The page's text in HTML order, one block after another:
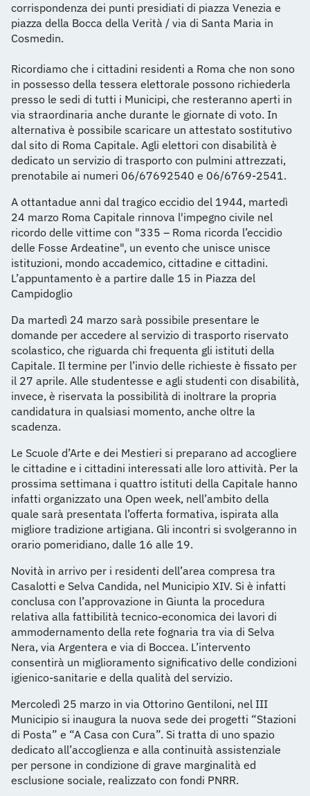
corrispondenza dei punti presidiati di piazza Venezia e
piazza della Bocca della Verità / via di Santa Maria in
Cosmedin.
Ricordiamo che i cittadini residenti a Roma che non sono
in possesso della tessera elettorale possono richiederla
presso le sedi di tutti i Municipi, che resteranno aperti in
via straordinaria anche durante le giornate di voto. In
alternativa è possibile scaricare un attestato sostitutivo
dal sito di Roma Capitale. Agli elettori con disabilità è
dedicato un servizio di trasporto con pulmini attrezzati,
prenotabile ai numeri 06/67692540 e 06/6769-2541.
A ottantadue anni dal tragico eccidio del 1944, martedì
24 marzo Roma Capitale rinnova l'impegno civile nel
ricordo delle vittime con "335 – Roma ricorda l’eccidio
delle Fosse Ardeatine", un evento che unisce unisce
istituzioni, mondo accademico, cittadine e cittadini.
L’appuntamento è a partire dalle 15 in Piazza del
Campidoglio
Da martedì 24 marzo sarà possibile presentare le
domande per accedere al servizio di trasporto riservato
scolastico, che riguarda chi frequenta gli istituti della
Capitale. Il termine per l’invio delle richieste è fissato per
il 27 aprile. Alle studentesse e agli studenti con disabilità,
invece, è riservata la possibilità di inoltrare la propria
candidatura in qualsiasi momento, anche oltre la
scadenza.
Le Scuole d’Arte e dei Mestieri si preparano ad accogliere
le cittadine e i cittadini interessati alle loro attività. Per la
prossima settimana i quattro istituti della Capitale hanno
infatti organizzato una Open week, nell’ambito della
quale sarà presentata l’offerta formativa, ispirata alla
migliore tradizione artigiana. Gli incontri si svolgeranno in
orario pomeridiano, dalle 16 alle 19.
Novità in arrivo per i residenti dell’area compresa tra
Casalotti e Selva Candida, nel Municipio XIV. Si è infatti
conclusa con l’approvazione in Giunta la procedura
relativa alla fattibilità tecnico-economica dei lavori di
ammodernamento della rete fognaria tra via di Selva
Nera, via Argentera e via di Boccea. L’intervento
consentirà un miglioramento significativo delle condizioni
igienico-sanitarie e della qualità del servizio.
Mercoledì 25 marzo in via Ottorino Gentiloni, nel III
Municipio si inaugura la nuova sede dei progetti “Stazioni
di Posta” e “A Casa con Cura”. Si tratta di uno spazio
dedicato all’accoglienza e alla continuità assistenziale
per persone in condizione di grave marginalità ed
esclusione sociale, realizzato con fondi PNRR.